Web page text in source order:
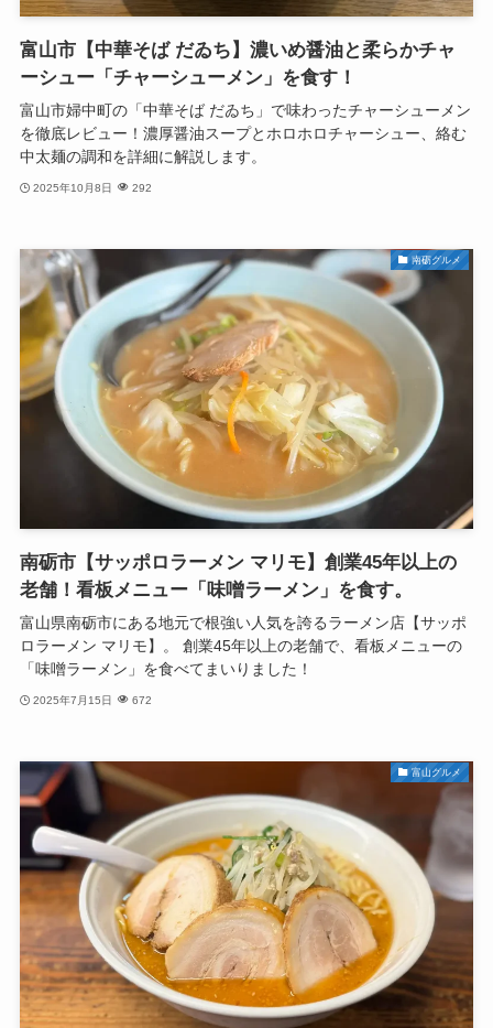
富山市【中華そば だゐち】濃いめ醤油と柔らかチャ
ーシュー「チャーシューメン」を食す！
富山市婦中町の「中華そば だゐち」で味わったチャーシューメン
を徹底レビュー！濃厚醤油スープとホロホロチャーシュー、絡む
中太麺の調和を詳細に解説します。
2025年10月8日 292
南砺グルメ
南砺市【サッポロラーメン マリモ】創業45年以上の
老舗！看板メニュー「味噌ラーメン」を食す。
富山県南砺市にある地元で根強い人気を誇るラーメン店【サッポ
ロラーメン マリモ】。 創業45年以上の老舗で、看板メニューの
「味噌ラーメン」を食べてまいりました！
2025年7月15日 672
富山グルメ